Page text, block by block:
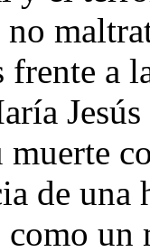
a
de
un